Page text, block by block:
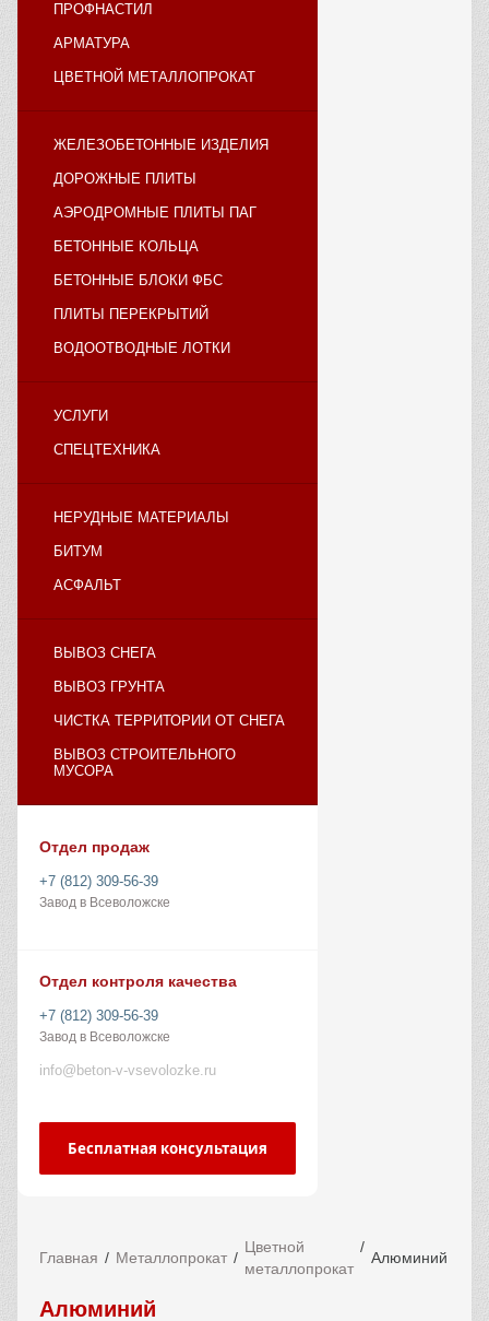
ПРОФНАСТИЛ
АРМАТУРА
ЦВЕТНОЙ МЕТАЛЛОПРОКАТ
ЖЕЛЕЗОБЕТОННЫЕ ИЗДЕЛИЯ
ДОРОЖНЫЕ ПЛИТЫ
АЭРОДРОМНЫЕ ПЛИТЫ ПАГ
БЕТОННЫЕ КОЛЬЦА
БЕТОННЫЕ БЛОКИ ФБС
ПЛИТЫ ПЕРЕКРЫТИЙ
ВОДООТВОДНЫЕ ЛОТКИ
УСЛУГИ
СПЕЦТЕХНИКА
НЕРУДНЫЕ МАТЕРИАЛЫ
БИТУМ
АСФАЛЬТ
ВЫВОЗ СНЕГА
ВЫВОЗ ГРУНТА
ЧИСТКА ТЕРРИТОРИИ ОТ СНЕГА
ВЫВОЗ СТРОИТЕЛЬНОГО
МУСОРА
Отдел продаж
+7 (812) 309-56-39
Завод в Всеволожске
Отдел контроля качества
+7 (812) 309-56-39
Завод в Всеволожске
info@beton-v-vsevolozke.ru
Бесплатная консультация
Главная Металлопрокат
Цветной
металлопрокат
Алюминий
Алюминий